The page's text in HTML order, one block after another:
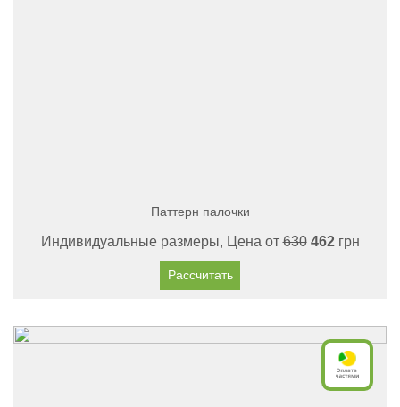
Паттерн палочки
Индивидуальные размеры, Цена от630 462грн
Рассчитать